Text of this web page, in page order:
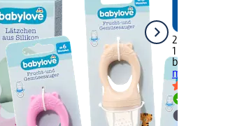
23,95 lei
1 buc
babylove
mânere,